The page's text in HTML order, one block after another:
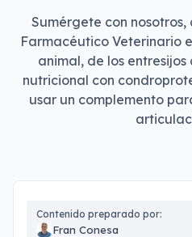
Sumérgete con
Farmacéutico Veterinario
animal, de los
nutricional con
usar un complemento
Contenido preparado por:
Fran Conesa